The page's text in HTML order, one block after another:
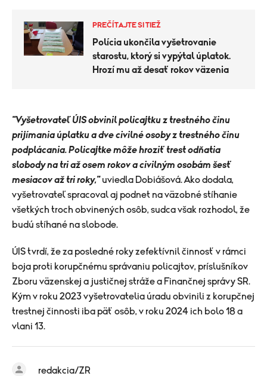
PREČÍTAJTE SI TIEŽ
Polícia ukončila vyšetrovanie
starostu, ktorý si vypýtal úplatok.
Hrozí mu až desať rokov väzenia
"Vyšetrovateľ ÚIS obvinil policajtku z trestného činu
prijímania úplatku a dve civilné osoby z trestného činu
podplácania. Policajtke môže hroziť trest odňatia
slobody na tri až osem rokov a civilným osobám šesť
mesiacov až tri roky,"uviedla Dobiášová. Ako dodala,
vyšetrovateľ spracoval aj podnet na väzobné stíhanie
všetkých troch obvinených osôb, sudca však rozhodol, že
budú stíhané na slobode.
ÚIS tvrdí, že za posledné roky zefektívnil činnosť v rámci
boja proti korupčnému správaniu policajtov, príslušníkov
Zboru väzenskej a justičnej stráže a Finančnej správy SR.
Kým v roku 2023 vyšetrovatelia úradu obvinili z korupčnej
trestnej činnosti iba päť osôb, v roku 2024 ich bolo 18 a
vlani 13.
redakcia/ZR